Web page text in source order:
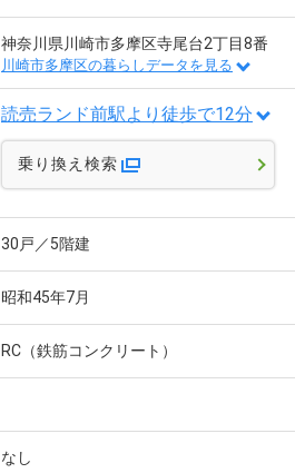
神奈川県川崎市多摩区寺尾台2丁目8番
川崎市多摩区の暮らしデータを見る
読売ランド前駅より徒歩で12分
乗り換え検索
30戸／5階建
昭和45年7月
RC（鉄筋コンクリート）
なし